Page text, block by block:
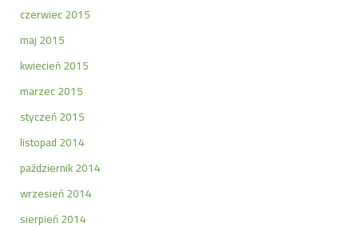
czerwiec 2015
maj 2015
kwiecień 2015
marzec 2015
styczeń 2015
listopad 2014
październik 2014
wrzesień 2014
sierpień 2014